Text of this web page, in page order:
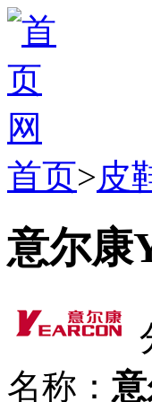
首页>皮
意尔康
名称：